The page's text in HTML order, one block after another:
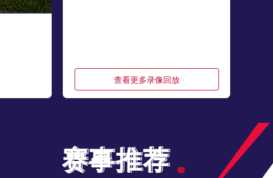
查看更多录像回放
赛事推荐
赛事推荐